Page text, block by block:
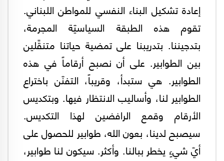
إعادة تشكيل البناء النفسي للمواطن اللبناني.
تقوم هذه الطبقة السياسيّة المجرمة،
بتدجيننا. بتدريبنا على تمضية حياتنا متنقِّلين
بين الطوابير. على أن نصبح أرقاماً في هذه
الطوابير. هي ستبدأ، وقريباً، التفنّن باختراع
الطوابير لنا، وأساليب الانتظار فيها. وبتكديس
الأرقام وقمع الرافضين لهذا التكديس.
سيصبح لدينا، بعون الله، طوابير للحصول على
أيّ شيءٍ يخطر ببالنا. وأكثر. سيكون لنا طوابير،